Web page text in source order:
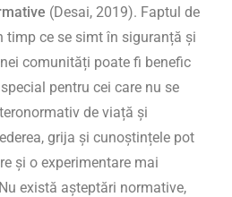
(Desai, 2019). Faptul de
timp ce se simt în siguranță și
comunități poate fi benefic
pentru cei care nu se
de viață și
grija și cunoștințele pot
și o experimentare mai
există așteptări normative,